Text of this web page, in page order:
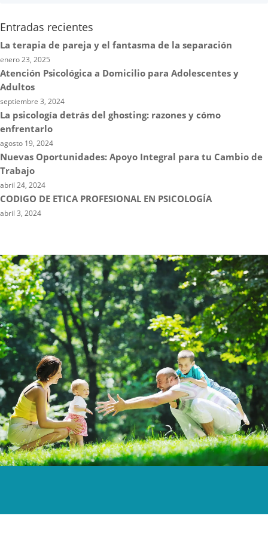
Entradas recientes
La terapia de pareja y el fantasma de la separación
enero 23, 2025
Atención Psicológica a Domicilio para Adolescentes y
Adultos
septiembre 3, 2024
La psicología detrás del ghosting: razones y cómo
enfrentarlo
agosto 19, 2024
Nuevas Oportunidades: Apoyo Integral para tu Cambio de
Trabajo
abril 24, 2024
CODIGO DE ETICA PROFESIONAL EN PSICOLOGÍA
abril 3, 2024